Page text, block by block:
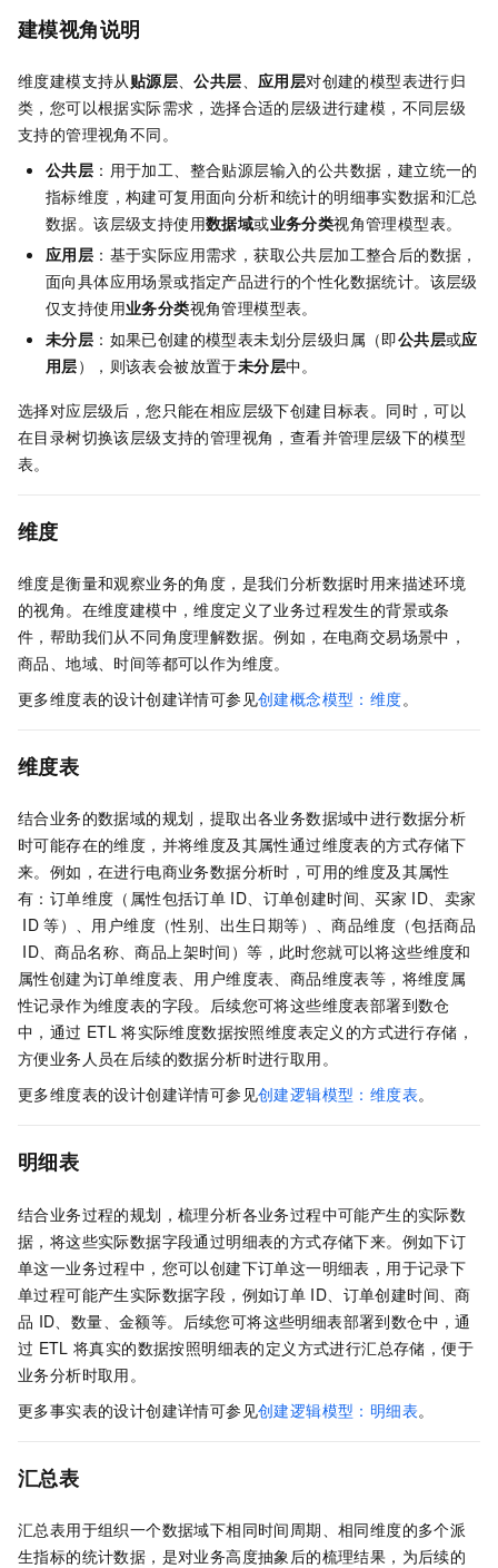
建模视角说明
维度建模支持从贴源层、公共层、应用层对创建的模型表进行归
类，您可以根据实际需求，选择合适的层级进行建模，不同层级
支持的管理视角不同。
公共层 ：用于加工、整合贴源层输入的公共数据，建立统一的
指标维度，构建可复用面向分析和统计的明细事实数据和汇总
数据。该层级支持使用数据域或业务分类视角管理模型表。
应用层 ：基于实际应用需求，获取公共层加工整合后的数据，
面向具体应用场景或指定产品进行的个性化数据统计。该层级
仅支持使用业务分类视角管理模型表。
未分层 ：如果已创建的模型表未划分层级归属（即公共层或应
用层），则该表会被放置于未分层中。
选择对应层级后，您只能在相应层级下创建目标表。同时，可以
在目录树切换该层级支持的管理视角，查看并管理层级下的模型
表。
维度
维度是衡量和观察业务的角度，是我们分析数据时用来描述环境
的视角。在维度建模中，维度定义了业务过程发生的背景或条
件，帮助我们从不同角度理解数据。例如，在电商交易场景中，
商品、地域、时间等都可以作为维度。
更多维度表的设计创建详情可参见创建概念模型：维度。
维度表
结合业务的数据域的规划，提取出各业务数据域中进行数据分析
时可能存在的维度，并将维度及其属性通过维度表的方式存储下
来。例如，在进行电商业务数据分析时，可用的维度及其属性
有：订单维度（属性包括订单 ID、订单创建时间、买家 ID、卖家
ID 等）、用户维度（性别、出生日期等）、商品维度（包括商品
ID、商品名称、商品上架时间）等，此时您就可以将这些维度和
属性创建为订单维度表、用户维度表、商品维度表等，将维度属
性记录作为维度表的字段。后续您可将这些维度表部署到数仓
中，通过 ETL 将实际维度数据按照维度表定义的方式进行存储，
方便业务人员在后续的数据分析时进行取用。
更多维度表的设计创建详情可参见创建逻辑模型：维度表。
明细表
结合业务过程的规划，梳理分析各业务过程中可能产生的实际数
据，将这些实际数据字段通过明细表的方式存储下来。例如下订
单这一业务过程中，您可以创建下订单这一明细表，用于记录下
单过程可能产生实际数据字段，例如订单 ID、订单创建时间、商
品 ID、数量、金额等。后续您可将这些明细表部署到数仓中，通
过 ETL 将真实的数据按照明细表的定义方式进行汇总存储，便于
业务分析时取用。
更多事实表的设计创建详情可参见创建逻辑模型：明细表。
汇总表
汇总表用于组织一个数据域下相同时间周期、相同维度的多个派
生指标的统计数据，是对业务高度抽象后的梳理结果，为后续的